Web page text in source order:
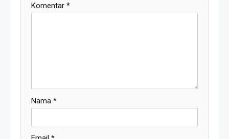
Komentar *
Nama *